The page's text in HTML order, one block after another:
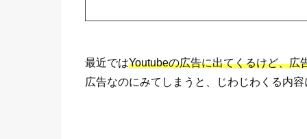
最近ではYoutubeの広告に出てくるけど、広
広告なのにみてしまうと、じわじわくる内